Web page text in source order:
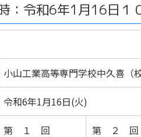
：令和6年1月16日１
小山工業高等専門学校中久喜（
令和6年1月16日(火)
第 １ 回 第 ２ 回